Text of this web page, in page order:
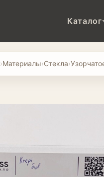
Каталог
›Материалы›Стекла›